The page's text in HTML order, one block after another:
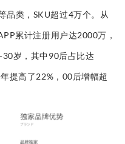
类，SKU超过4万个。
从
累计注册用户达2000万，
30岁，其中90后占比达
提高了22% ， 00后增幅超